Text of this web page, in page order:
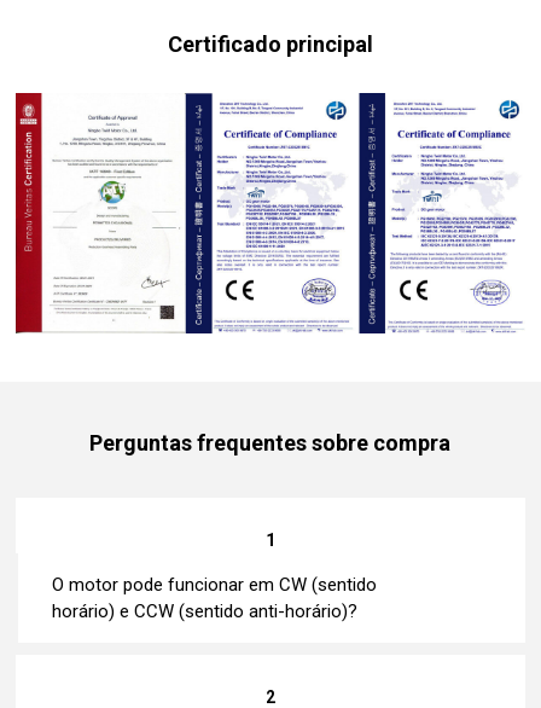
Certificado principal
Perguntas frequentes sobre compra
1
O motor pode funcionar em CW (sentido
horário) e CCW (sentido anti-horário)?
2